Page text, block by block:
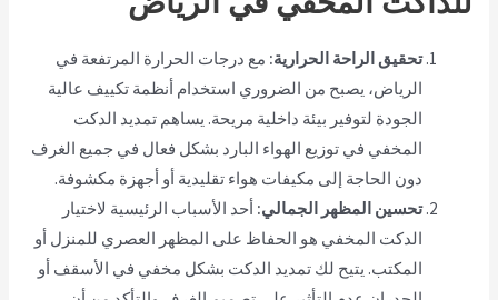
تحقيق الراحة الحرارية: مع درجات الحرارة المرتفعة في
الرياض، يصبح من الضروري استخدام أنظمة تكييف عالية
الجودة لتوفير بيئة داخلية مريحة. يساهم تمديد الدكت
المخفي في توزيع الهواء البارد بشكل فعال في جميع الغرف
دون الحاجة إلى مكيفات هواء تقليدية أو أجهزة مكشوفة.
تحسين المظهر الجمالي: أحد الأسباب الرئيسية لاختيار
الدكت المخفي هو الحفاظ على المظهر العصري للمنزل أو
المكتب. يتيح لك تمديد الدكت بشكل مخفي في الأسقف أو